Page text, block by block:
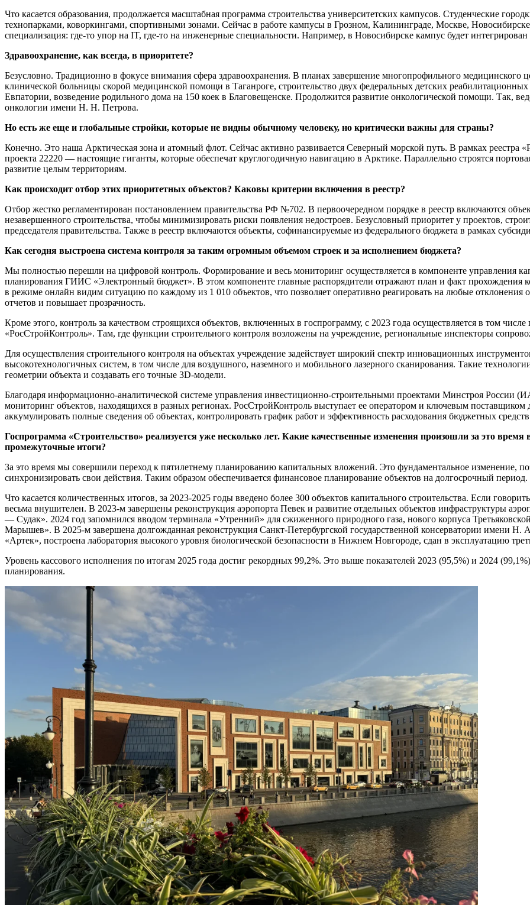
Что касается образования, продолжается масштабная программа строительства университетских кампусов. Студенческие
технопарками, коворкингами, спортивными зонами. Сейчас в работе кампусы в Грозном, Калининграде, Москве,
специализация: где-то упор на IT, где-то на инженерные специальности. Например, в Новосибирске кампус будет
Здравоохранение, как всегда, в приоритете?
Безусловно. Традиционно в фокусе внимания сфера здравоохранения. В планах завершение многопрофильного медицинского
клинической больницы скорой медицинской помощи в Таганроге, строительство двух федеральных детских
Евпатории, возведение родильного дома на 150 коек в Благовещенске. Продолжится развитие онкологической помощи. Так,
онкологии имени Н. Н. Петрова.
Но есть же еще и глобальные стройки, которые не видны обычному человеку, но критически важны для страны?
Конечно. Это наша Арктическая зона и атомный флот. Сейчас активно развивается Северный морской путь. В рамках реестра
проекта 22220 — настоящие гиганты, которые обеспечат круглогодичную навигацию в Арктике. Параллельно строятся
развитие целым территориям.
Как происходит отбор этих приоритетных объектов? Каковы критерии включения в реестр?
Отбор жестко регламентирован постановлением правительства РФ №702. В первоочередном порядке в реестр включаются
незавершенного строительства, чтобы минимизировать риски появления недостроев. Безусловный приоритет у проектов,
председателя правительства. Также в реестр включаются объекты, софинансируемые из федерального бюджета в рамках
Как сегодня выстроена система контроля за таким огромным объемом строек и за исполнением бюджета?
Мы полностью перешли на цифровой контроль. Формирование и весь мониторинг осуществляется в компоненте управления
планирования ГИИС «Электронный бюджет». В этом компоненте главные распорядители отражают план и факт прохождения
в режиме онлайн видим ситуацию по каждому из 1 010 объектов, что позволяет оперативно реагировать на любые отклонения
отчетов и повышает прозрачность.
Кроме этого, контроль за качеством строящихся объектов, включенных в госпрограмму, с 2023 года осуществляется в том
«РосСтройКонтроль». Там, где функции строительного контроля возложены на учреждение, региональные инспекторы
Для осуществления строительного контроля на объектах учреждение задействует широкий спектр инновационных
высокотехнологичных систем, в том числе для воздушного, наземного и мобильного лазерного сканирования. Такие
геометрии объекта и создавать его точные 3D-модели.
Благодаря информационно-аналитической системе управления инвестиционно-строительными проектами Минстроя
мониторинг объектов, находящихся в разных регионах. РосСтройКонтроль выступает ее оператором и ключевым
аккумулировать полные сведения об объектах, контролировать график работ и эффективность расходования бюджетных
Госпрограмма «Строительство» реализуется уже несколько лет. Какие качественные изменения произошли за это
промежуточные итоги?
За это время мы совершили переход к пятилетнему планированию капитальных вложений. Это фундаментальное изменение,
синхронизировать свои действия. Таким образом обеспечивается финансовое планирование объектов на долгосрочный период.
Что касается количественных итогов, за 2023-2025 годы введено более 300 объектов капитального строительства. Если
весьма внушителен. В 2023-м завершены реконструкция аэропорта Певек и развитие отдельных объектов инфраструктуры
— Судак». 2024 год запомнился вводом терминала «Утренний» для сжиженного природного газа, нового корпуса
Марышев». В 2025-м завершена долгожданная реконструкция Санкт-Петербургской государственной консерватории имени
«Артек», построена лаборатория высокого уровня биологической безопасности в Нижнем Новгороде, сдан в эксплуатацию
Уровень кассового исполнения по итогам 2025 года достиг рекордных 99,2%. Это выше показателей 2023 (95,5%) и 2024
планирования.